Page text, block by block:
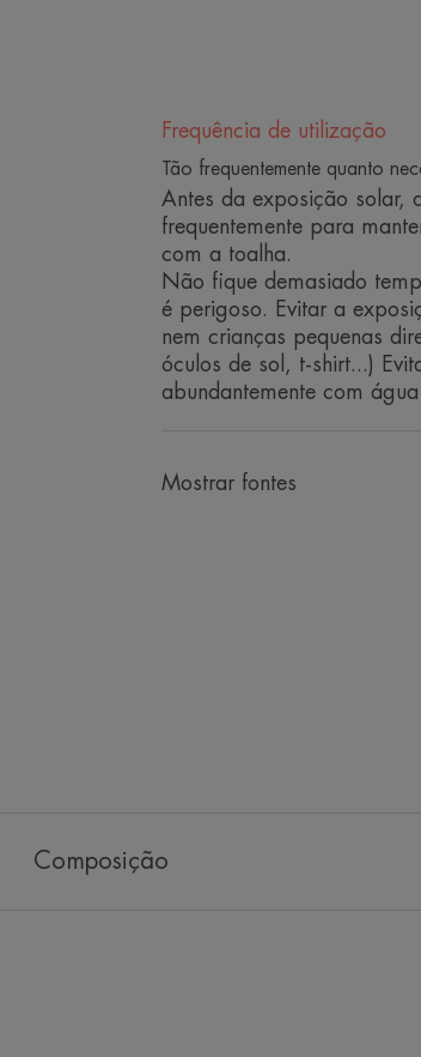
Frequência de utilização
Tão frequentemente quanto
Antes da exposição solar,
frequentemente para
com a toalha.
Não fique demasiado
é perigoso. Evitar a
nem crianças pequenas
óculos de sol, t-shirt...)
abundantemente com
Mostrar fontes
Composição